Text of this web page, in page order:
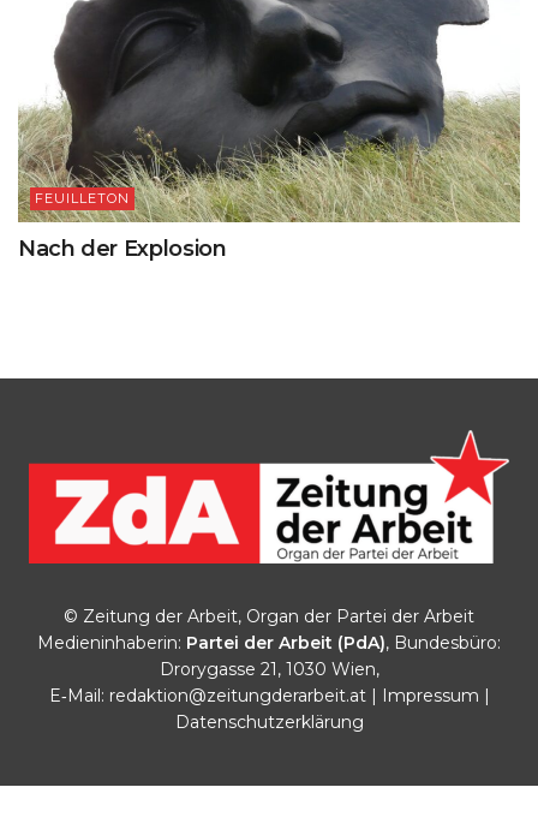
FEUILLETON
Nach der Explosion
© Zeitung der Arbeit, Organ der Partei der Arbeit
Medieninhaberin: Partei der Arbeit (PdA), Bundesbüro:
Drorygasse 21, 1030 Wien,
E‑Mail: redaktion@zeitungderarbeit.at| Impressum |
Datenschutzerklärung